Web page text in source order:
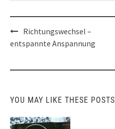
Post
navigation
Richtungswechsel –
entspannte Anspannung
YOU MAY LIKE THESE POSTS